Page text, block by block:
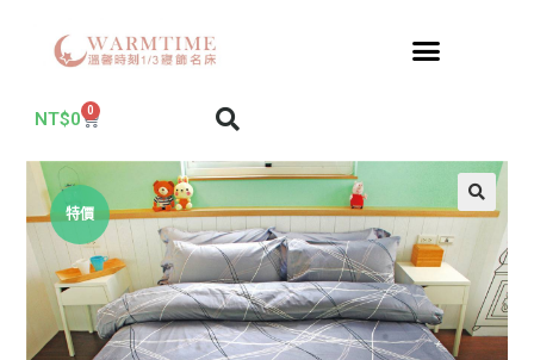
NT$0 0
特價